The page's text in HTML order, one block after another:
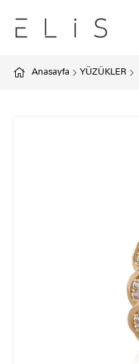
Anasayfa YÜZÜKLER